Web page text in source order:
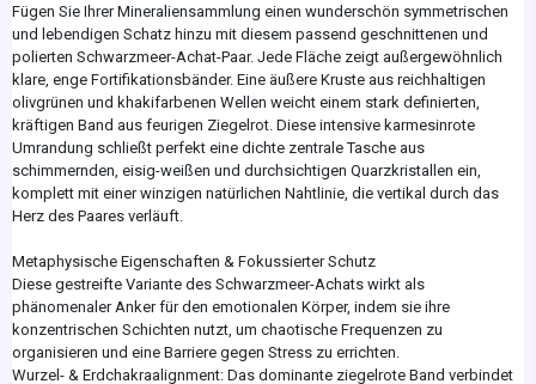
Fügen Sie Ihrer Mineraliensammlung einen wunderschön symmetrischen
und lebendigen Schatz hinzu mit diesem passend geschnittenen und
polierten Schwarzmeer-Achat-Paar. Jede Fläche zeigt außergewöhnlich
klare, enge Fortifikationsbänder. Eine äußere Kruste aus reichhaltigen
olivgrünen und khakifarbenen Wellen weicht einem stark definierten,
kräftigen Band aus feurigen Ziegelrot. Diese intensive karmesinrote
Umrandung schließt perfekt eine dichte zentrale Tasche aus
schimmernden, eisig-weißen und durchsichtigen Quarzkristallen ein,
komplett mit einer winzigen natürlichen Nahtlinie, die vertikal durch das
Herz des Paares verläuft.
Metaphysische Eigenschaften & Fokussierter Schutz
Diese gestreifte Variante des Schwarzmeer-Achats wirkt als
phänomenaler Anker für den emotionalen Körper, indem sie ihre
konzentrischen Schichten nutzt, um chaotische Frequenzen zu
organisieren und eine Barriere gegen Stress zu errichten.
Wurzel- & Erdchakraalignment: Das dominante ziegelrote Band verbindet